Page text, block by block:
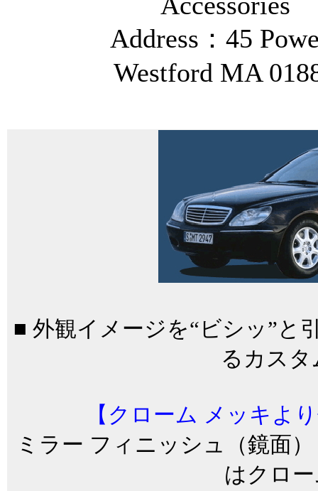
Address：45
Westford MA
■ 外観イメージを“ビシッ”と
るカス
【クローム メッキよ
ミラー フィニッシュ（鏡面
はクロ